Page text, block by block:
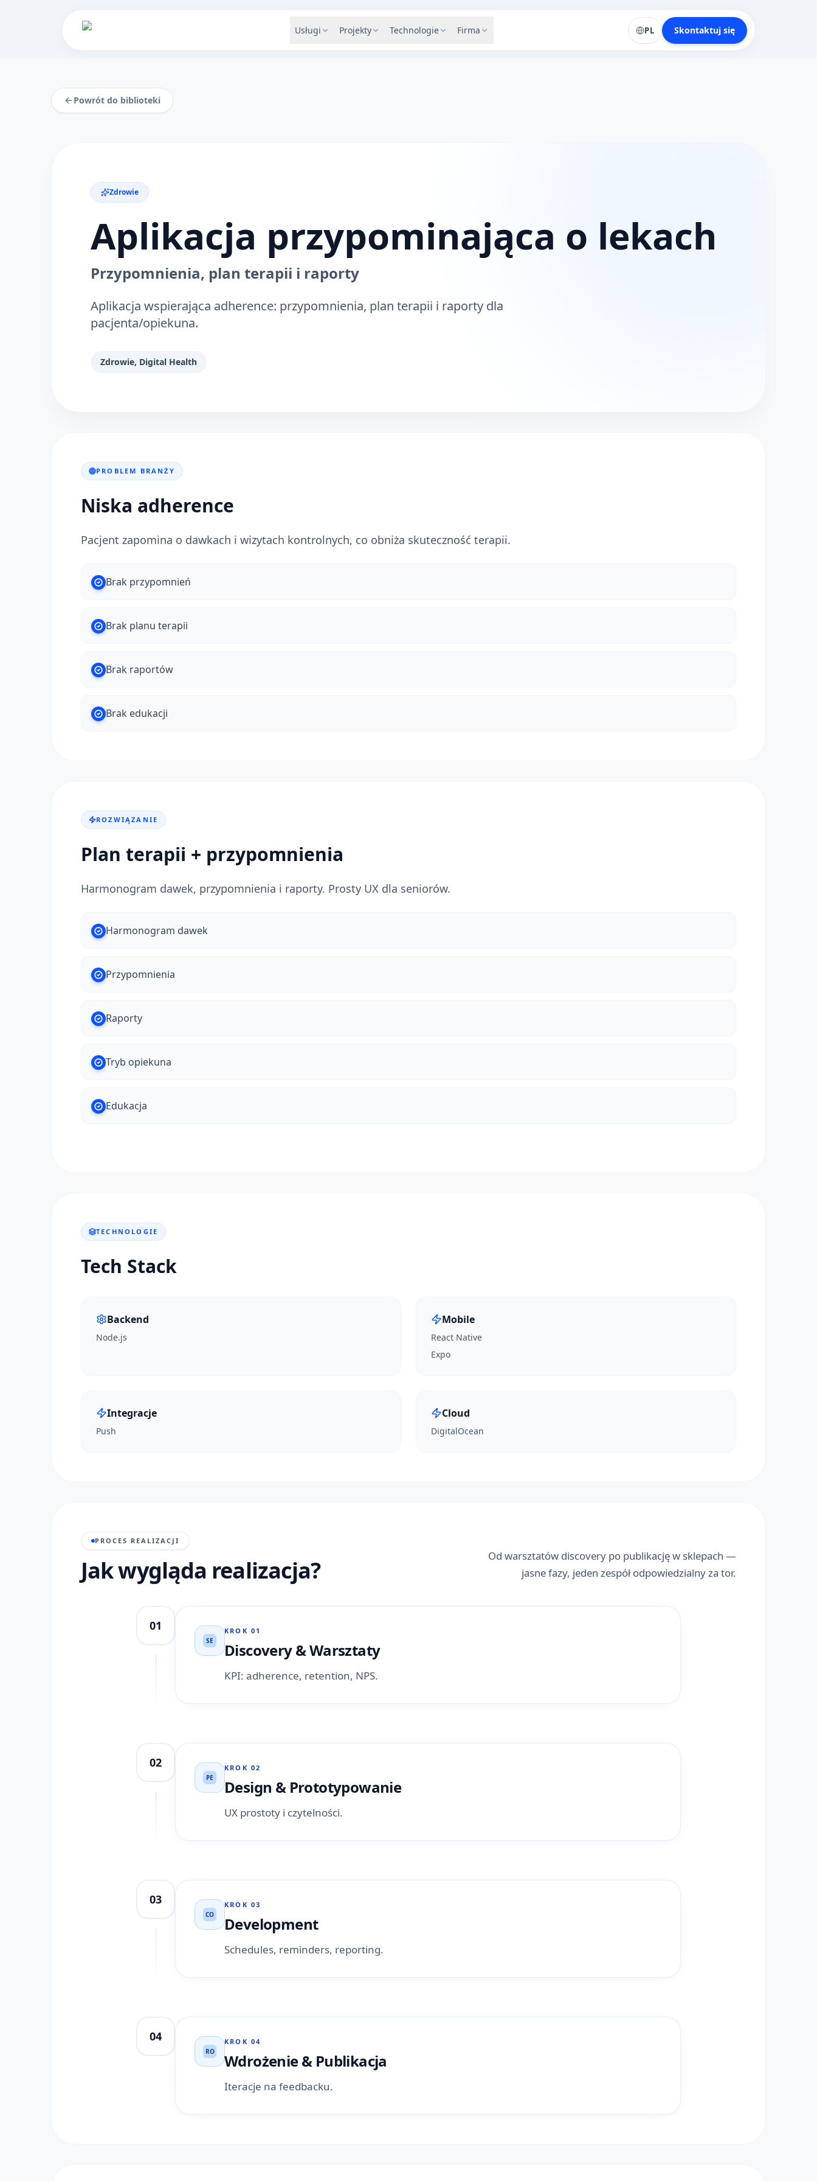
Usługi Projekty Technologie Firma PL Skontaktuj się
Powrót do biblioteki
Zdrowie
Aplikacja przypominająca o lekach
Przypomnienia, plan terapii i raporty
Aplikacja wspierająca adherence: przypomnienia, plan terapii i raporty dla
pacjenta/opiekuna.
Zdrowie, Digital Health
PROBLEM BRANŻY
Niska adherence
Pacjent zapomina o dawkach i wizytach kontrolnych, co obniża skuteczność terapii.
Brak przypomnień
Brak planu terapii
Brak raportów
Brak edukacji
ROZWIĄZANIE
Plan terapii + przypomnienia
Harmonogram dawek, przypomnienia i raporty. Prosty UX dla seniorów.
Harmonogram dawek
Przypomnienia
Raporty
Tryb opiekuna
Edukacja
TECHNOLOGIE
Tech Stack
Backend
Node.js
Mobile
React Native
Expo
Integracje
Push
Cloud
DigitalOcean
PROCES REALIZACJI
Jak wygląda realizacja?
Od warsztatów discovery po publikację w sklepach —
jasne fazy, jeden zespół odpowiedzialny za tor.
01
SE
KROK 01
Discovery & Warsztaty
KPI: adherence, retention, NPS.
02
PE
KROK 02
Design & Prototypowanie
UX prostoty i czytelności.
03
CO
KROK 03
Development
Schedules, reminders, reporting.
04
RO
KROK 04
Wdrożenie & Publikacja
Iteracje na feedbacku.